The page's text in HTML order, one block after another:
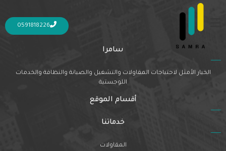
0591818226
Nothing Found
It seems we can’t find what you’re looking for. Perhaps searching can help.
سامرا
الخيار الأمثل لاحتياجات المقاولات والتشغيل والصيانة والنظافة والخدمات
اللوجستية
أقسام الموقع
خدماتنا
المقاولات